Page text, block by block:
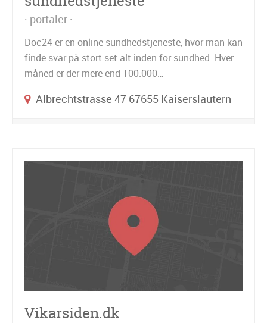
portaler
Doc24 er en online sundhedstjeneste, hvor man kan
finde svar på stort set alt inden for sundhed. Hver
måned er der mere end 100.000…
Albrechtstrasse 47 67655 Kaiserslautern
Vikarsiden.dk